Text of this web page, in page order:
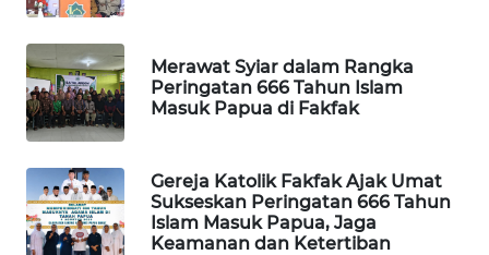
Merawat Syiar dalam Rangka
Peringatan 666 Tahun Islam
Masuk Papua di Fakfak
Gereja Katolik Fakfak Ajak Umat
Sukseskan Peringatan 666 Tahun
Islam Masuk Papua, Jaga
Keamanan dan Ketertiban
WAHANA
SELEB
WAHANA
WAHANA
OTOMOTIF